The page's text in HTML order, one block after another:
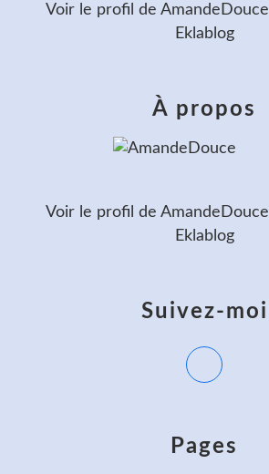
Pages
Voir le profil de AmandeDouce
Eklablog
Suivez-moi
À propos
Voir le profil de AmandeDouce
Eklablog